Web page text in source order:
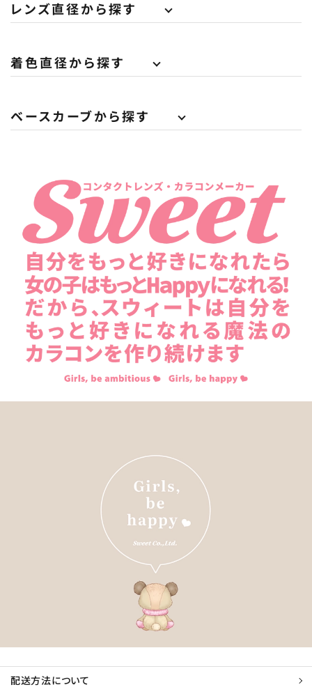
レンズ直径から探す
着色直径から探す
ベースカーブから探す
配送方法について